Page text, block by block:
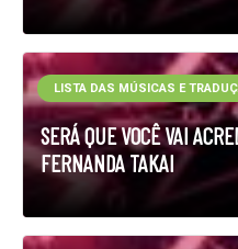
SERÁ QUE VOCÊ VAI
FERNANDA TAKAI
LISTA DAS MÚSICAS E